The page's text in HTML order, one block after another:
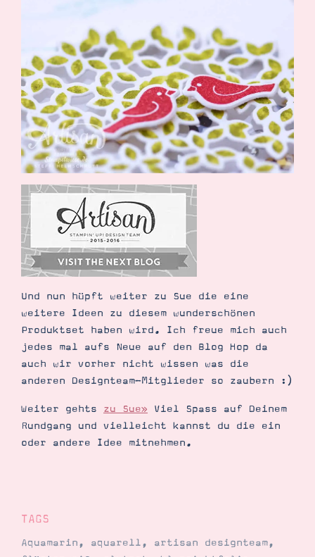
Und nun hüpft weiter zu Sue die eine
weitere Ideen zu diesem wunderschönen
Produktset haben wird. Ich freue mich auch
jedes mal aufs Neue auf den Blog Hop da
auch wir vorher nicht wissen was die
anderen Designteam-Mitglieder so zaubern :)
Weiter gehts zu Sue» Viel Spass auf Deinem
Rundgang und vielleicht kannst du die ein
oder andere Idee mitnehmen.
TAGS
Aquamarin, aquarell, artisan designteam,